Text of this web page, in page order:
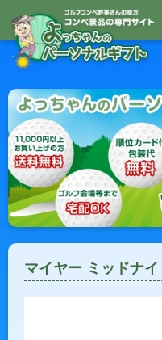
マイヤー ミッドナ